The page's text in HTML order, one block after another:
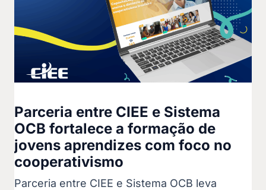
Parceria entre CIEE e Sistema
OCB fortalece a formação de
jovens aprendizes com foco no
cooperativismo
Parceria entre CIEE e Sistema OCB leva